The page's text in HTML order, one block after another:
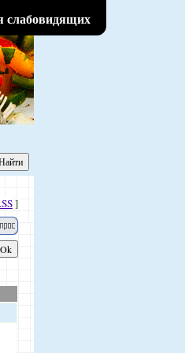
слабовидящих
]